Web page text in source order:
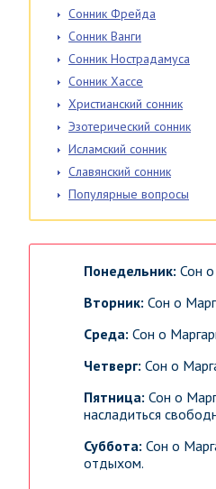
Сонник Фрейда
Сонник Ванги
Сонник Нострадамуса
Сонник Хассе
Христианский сонник
Эзотерический сонник
Исламский сонник
Славянский сонник
Популярные вопросы
Понедельник: Сон
Вторник: Сон о
Среда: Сон о
Четверг: Сон о
Пятница: Сон о
насладиться
Суббота: Сон о
отдыхом.